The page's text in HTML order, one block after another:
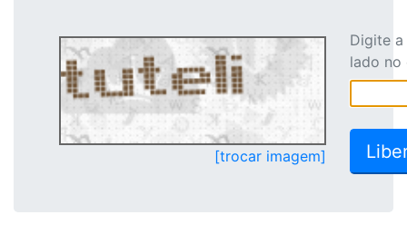
[trocar imagem]
Digite
lado no